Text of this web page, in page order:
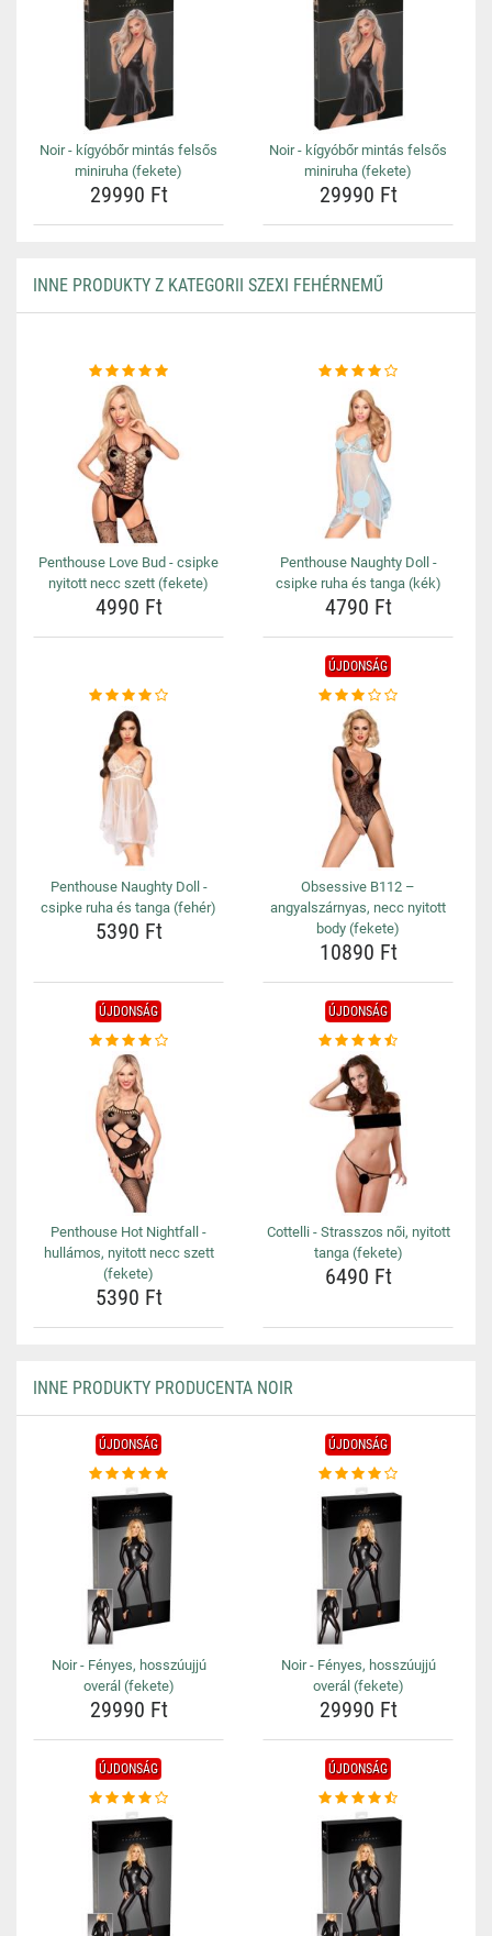
Noir - kígyóbőr mintás felsős
miniruha (fekete)
29990 Ft
Noir - kígyóbőr mintás felsős
miniruha (fekete)
29990 Ft
INNE PRODUKTY Z KATEGORII SZEXI FEHÉRNEMŰ
Penthouse Love Bud - csipke
nyitott necc szett (fekete)
4990 Ft
Penthouse Naughty Doll -
csipke ruha és tanga (kék)
4790 Ft
Penthouse Naughty Doll -
csipke ruha és tanga (fehér)
5390 Ft
ÚJDONSÁG
Obsessive B112 –
angyalszárnyas, necc nyitott
body (fekete)
10890 Ft
ÚJDONSÁG
Penthouse Hot Nightfall -
hullámos, nyitott necc szett
(fekete)
5390 Ft
ÚJDONSÁG
Cottelli - Strasszos női, nyitott
tanga (fekete)
6490 Ft
INNE PRODUKTY PRODUCENTA NOIR
ÚJDONSÁG
Noir - Fényes, hosszúujjú
overál (fekete)
29990 Ft
ÚJDONSÁG
Noir - Fényes, hosszúujjú
overál (fekete)
29990 Ft
ÚJDONSÁG ÚJDONSÁG